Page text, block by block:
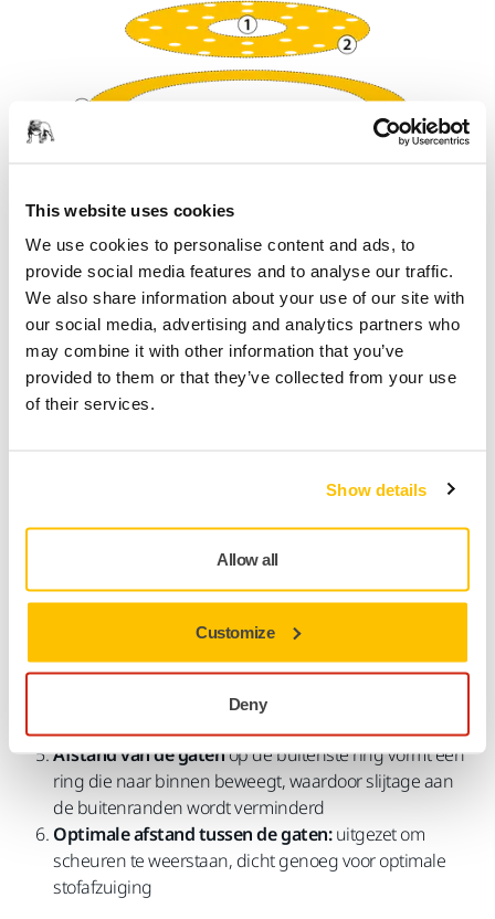
This website uses cookies
We use cookies to personalise content and ads, to
provide social media features and to analyse our traffic.
We also share information about your use of our site with
our social media, advertising and analytics partners who
may combine it with other information that you’ve
provided to them or that they’ve collected from your use
of their services.
Show details
Allow all
Customize
Deny
Gaten in het binnenste gedeeltetegen verstopping in
zorgt voor een stevige
grip tussen de schijf en de pad
Buitenste gripgedeeltenvergroten de schuurgreep
met zeer stoffige materialen
Afstand van de gatenop de buitenste ring vormt een
ring die naar binnen beweegt, waardoor slijtage aan
de buitenranden wordt verminderd
Optimale afstand tussen de gaten:uitgezet om
scheuren te weerstaan, dicht genoeg voor optimale
stofafzuiging